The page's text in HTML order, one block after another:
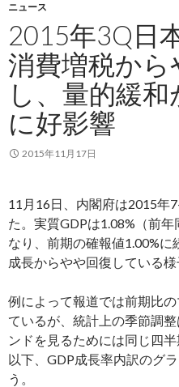
ニュース
2015年3Q日
消費増税か
し、量的緩
に好影響
2015年11月17日
11月16日、内閣府は2015年
た。実質GDPは1.08%（前
なり、前期の確報値1.00%
成長からやや回復している様
例によって報道では前期比
ているが、統計上の季節調
ンドを見るためには同じ四
以下、GDP成長率内訳のグ
う。